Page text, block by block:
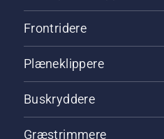
Frontridere
Plæneklippere
Buskryddere
Græstrimmere